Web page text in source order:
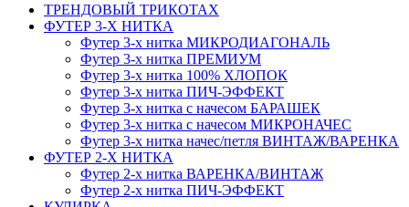
ТРЕНДОВЫЙ ТРИКОТАХ
ФУТЕР 3-Х НИТКА
Футер 3-х нитка МИКРОДИАГОНАЛЬ
Футер 3-х нитка ПРЕМИУМ
Футер 3-х нитка 100% ХЛОПОК
Футер 3-х нитка ПИЧ-ЭФФЕКТ
Футер 3-х нитка с начесом БАРАШЕК
Футер 3-х нитка с начесом МИКРОНАЧЕС
Футер 3-х нитка начес/петля ВИНТАЖ/ВАРЕНКА
ФУТЕР 2-Х НИТКА
Футер 2-х нитка ВАРЕНКА/ВИНТАЖ
Футер 2-х нитка ПИЧ-ЭФФЕКТ